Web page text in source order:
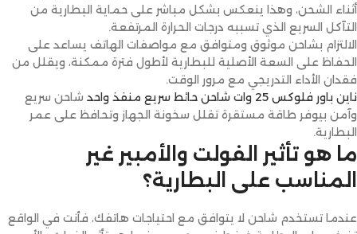
أثناء الشحن، وهذا ينعكس بشكل مباشر على حماية البطارية من
التآكل السريع الذي تسببه درجات الحرارة المرتفعة.
الالتزام بشاحن موثوق ومتوافق مع مواصفات الهاتف يساعد على
الحفاظ على السعة الأصلية للبطارية لأطول فترة ممكنة، ويقلل من
فقدان الأداء التدريجي مع مرور الوقت.
ناين باور فلوكس 25 وات شاحن حائط سريع منفذ واحد
شاحن سريع
وآمن بيوفر طاقة مستقرة تقلل سخونة الجهاز وتحافظ على عمر
البطارية.
ما هو تأثير الفولت والأمبير غير
المناسب على البطارية؟
عندما تستخدم شاحن لا يتوافق مع احتياجات هاتفك، فأنت في الواقع